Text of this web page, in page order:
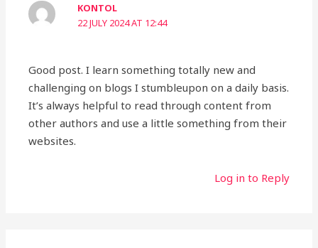
KONTOL
22 JULY 2024 AT 12:44
Good post. I learn something totally new and
challenging on blogs I stumbleupon on a daily basis.
It’s always helpful to read through content from
other authors and use a little something from their
websites.
Log in to Reply